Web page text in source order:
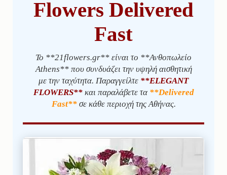
Flowers Delivered
Fast
Το **21flowers.gr** είναι το **Ανθοπωλείο
Athens** που συνδυάζει την υψηλή αισθητική
με την ταχύτητα. Παραγγείλτε **ELEGANT
FLOWERS**και παραλάβετε τα **Delivered
Fast**σε κάθε περιοχή της Αθήνας.